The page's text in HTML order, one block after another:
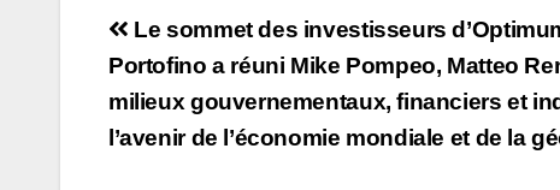
Navigation
de
l’article
Le sommet des investisseurs
Portofino a réuni Mike Pompeo, Matteo
milieux gouvernementaux, financiers et
l’avenir de l’économie mondiale et de la